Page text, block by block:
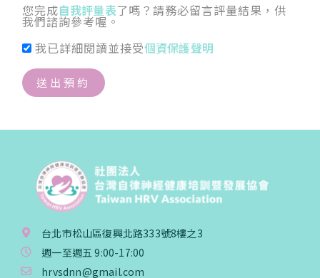
您完成自我評量表了嗎？請務必留言評量結果，供
我們諮詢參考喔。
我已詳細閱讀並接受個資保護聲明
送出預約
台北市松山區復興北路333號8樓之3
週一至週五 9:00-17:00
hrvsdnn@gmail.com